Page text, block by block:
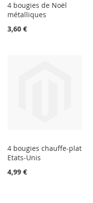
4 bougies de Noël
métalliques
3,60 €
4 bougies chauffe-plat
Etats-Unis
4,99 €